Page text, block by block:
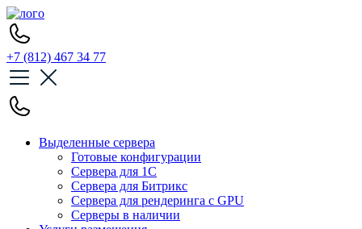
+7 (812) 467 34 77
Выделенные сервера
Готовые конфигурации
Сервера для 1С
Сервера для Битрикс
Сервера для рендеринга с GPU
Серверы в наличии